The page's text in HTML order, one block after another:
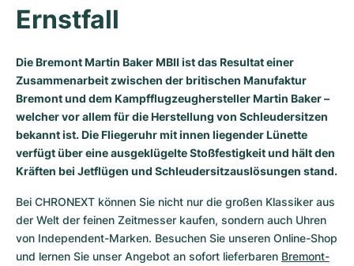
Milgauss
Oyster Perpetual
Yacht-Master
Yacht-Master II
Sea-Dweller
Sky-Dweller
Submariner
Damenuhren
Ronde
Rotonde
Crash
Pasha
Tortue
Baignoire
Ballon Blanc
Professional
Bentley
Transocean
Cockpit
Chronospace
Super Avenger
Galactic
Formula 1
Grand Carrera
Gebraucht
Damenuhren
Portofino
Portugieser
Da Vinci
Aquatimer
Spitfire
GST
Vintage
Spirit of Big Bang
King Power
Gebraucht
Ernstfall
Die Bremont Martin Baker MBII ist das Resultat einer
Zusammenarbeit zwischen der britischen Manufaktur
Bremont und dem Kampfflugzeughersteller Martin Baker –
welcher vor allem für die Herstellung von Schleudersitzen
bekannt ist. Die Fliegeruhr mit innen liegender Lünette
verfügt über eine ausgeklügelte Stoßfestigkeit und hält den
Kräften bei Jetflügen und Schleudersitzauslösungen stand.
Bei CHRONEXT können Sie nicht nur die großen Klassiker aus
der Welt der feinen Zeitmesser kaufen, sondern auch Uhren
von Independent-Marken. Besuchen Sie unseren Online-Shop
und lernen Sie unser Angebot an sofort lieferbaren Bremont-